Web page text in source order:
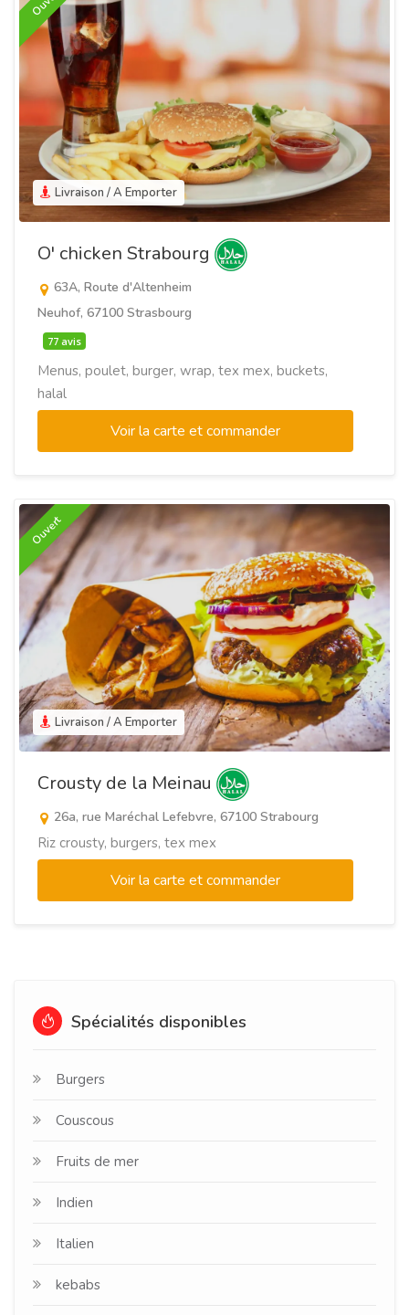
Livraison / A Emporter
O' chicken Strabourg
63A, Route d'Altenheim
Neuhof, 67100 Strasbourg
77 avis
Menus, poulet, burger, wrap, tex mex, buckets,
halal
Voir la carte et commander
Livraison / A Emporter
Ouvert
Crousty de la Meinau
26a, rue Maréchal Lefebvre, 67100 Strabourg
Riz crousty, burgers, tex mex
Voir la carte et commander
Spécialités disponibles
Burgers
Couscous
Fruits de mer
Indien
Italien
kebabs